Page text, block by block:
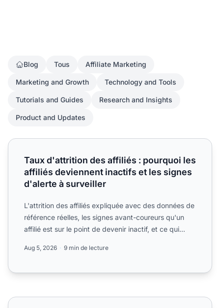
Blog Tous Affiliate Marketing
Marketing and Growth Technology and Tools
Tutorials and Guides Research and Insights
Product and Updates
Taux d'attrition des affiliés : pourquoi les affiliés
Taux d'attrition des affiliés : pourquoi les
affiliés deviennent inactifs et les signes
d'alerte à surveiller
L'attrition des affiliés expliquée avec des données de
référence réelles, les signes avant-coureurs qu'un
affilié est sur le point de devenir inactif, et ce qui...
Aug 5, 2026 9 min de lecture
Qu'est-ce que la valeur vie d'un affilié et comment la